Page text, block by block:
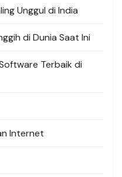
Unggul di India
di Dunia Saat Ini
Terbaik di
Internet